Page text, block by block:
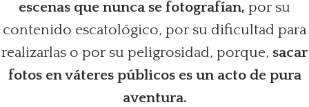
escenas que nunca se fotografían, por su
contenido escatológico, por su dificultad para
realizarlas o por su peligrosidad, porque, sacar
fotos en váteres públicos es un acto de pura
aventura.